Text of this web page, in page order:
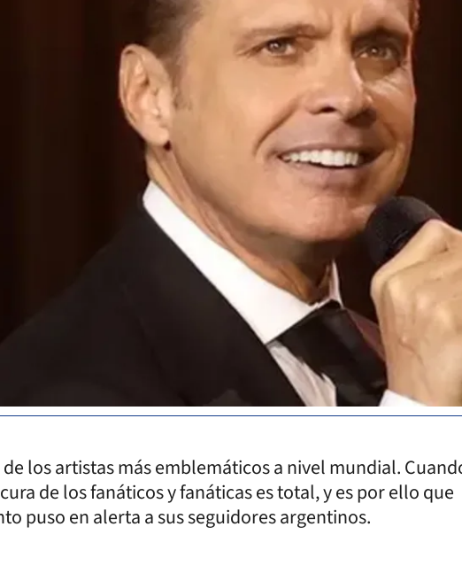
los artistas más emblemáticos a nivel mundial.
de los fanáticos y fanáticas es total, y es por ello que
puso en alerta a sus seguidores argentinos.